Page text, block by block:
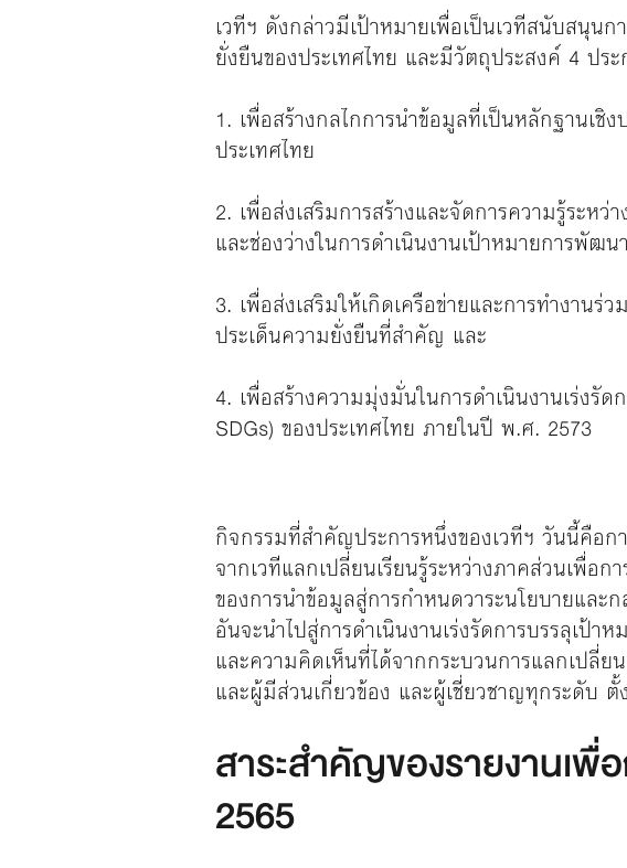
เวทีฯ ดังกล่าวมีเป้าหมายเพื่อเป็นเวทีสนับสนุน
ยั่งยืนของประเทศไทย และมีวัตถุประสงค์ 4 ประ
1. เพื่อสร้างกลไกการนําข้อมูลที่เป็นหลักฐานเ
ประเทศไทย
2. เพื่อส่งเสริมการสร้างและจัดการความรู้ระห
และช่องว่างในการดําเนินงานเป้าหมายการพัฒ
3. เพื่อส่งเสริมให้เกิดเครือข่ายและการทํางาน
ประเด็นความยั่งยืนที่สําคัญ และ
4. เพื่อสร้างความมุ่งมั่นในการดําเนินงานเร่งรั
SDGs) ของประเทศไทย ภายในปี พ.ศ. 2573
กิจกรรมที่สำคัญประการหนึ่งของเวทีฯ วันนี้คือ
จากเวทีแลกเปลี่ยนเรียนรู้ระหว่างภาคส่วนเพื่อ
ของการนำข้อมูลสู่การกำหนดวาระนโยบายและ
อันจะนำไปสู่การดําเนินงานเร่งรัดการบรรลุเป้
และความคิดเห็นที่ได้จากกระบวนการแลกเปลี่
และผู้มีส่วนเกี่ยวข้อง และผู้เชี่ยวชาญทุกระดับ
สาระสำคัญของรายงานเ
2565